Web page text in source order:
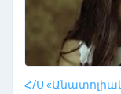
Հ/Ս